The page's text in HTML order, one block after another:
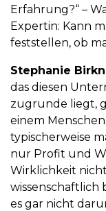
Erfahrung?“ –
Expertin: Kann
feststellen, ob
Stephanie
das diesen
zugrunde liegt,
einem
typischerweise
nur Profit und
Wirklichkeit
wissenschaftlich
es gar nicht